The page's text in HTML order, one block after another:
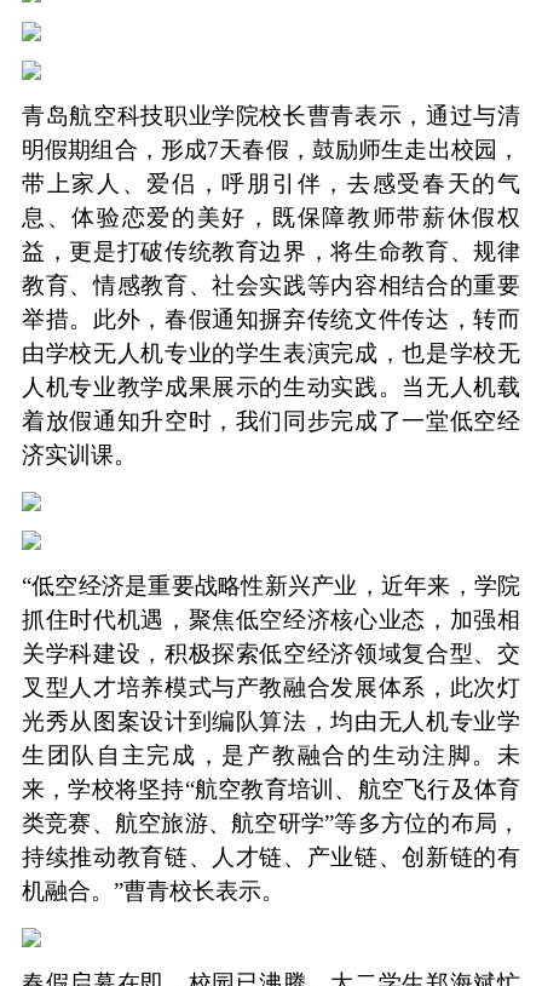
青岛航空科技职业学院校长曹青表示，通过与清
明假期组合，形成7天春假，鼓励师生走出校园，
带上家人、爱侣，呼朋引伴，去感受春天的气
息、体验恋爱的美好，既保障教师带薪休假权
益，更是打破传统教育边界，将生命教育、规律
教育、情感教育、社会实践等内容相结合的重要
举措。此外，春假通知摒弃传统文件传达，转而
由学校无人机专业的学生表演完成，也是学校无
人机专业教学成果展示的生动实践。当无人机载
着放假通知升空时，我们同步完成了一堂低空经
济实训课。
“低空经济是重要战略性新兴产业，近年来，学院
抓住时代机遇，聚焦低空经济核心业态，加强相
关学科建设，积极探索低空经济领域复合型、交
叉型人才培养模式与产教融合发展体系，此次灯
光秀从图案设计到编队算法，均由无人机专业学
生团队自主完成，是产教融合的生动注脚。未
来，学校将坚持“航空教育培训、航空飞行及体育
类竞赛、航空旅游、航空研学”等多方位的布局，
持续推动教育链、人才链、产业链、创新链的有
机融合。”曹青校长表示。